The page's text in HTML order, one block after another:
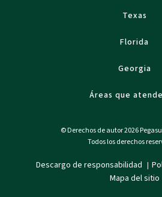
Texas
Florida
Georgia
Áreas que
© Derechos de autor 2026
Todos los derechos
Descargo de responsabilidad |
Mapa del sitio